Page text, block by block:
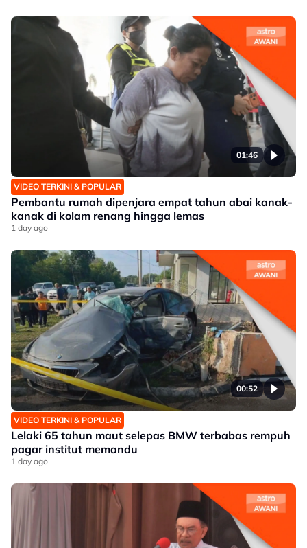
01:46
VIDEO TERKINI & POPULAR
Pembantu rumah dipenjara empat tahun abai kanak-
kanak di kolam renang hingga lemas
1 day ago
00:52
VIDEO TERKINI & POPULAR
Lelaki 65 tahun maut selepas BMW terbabas rempuh
pagar institut memandu
1 day ago